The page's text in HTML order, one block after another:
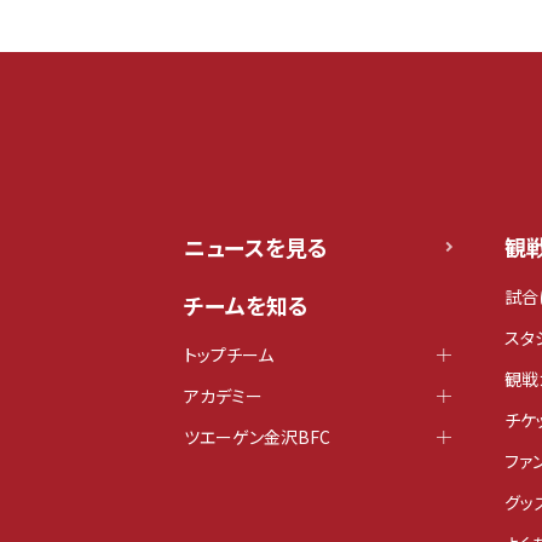
ニュースを見る
チームを知る
トップチーム
アカデミー
ツエーゲン金沢BFC
観
試合
スタ
観戦
チケ
ファ
グッ